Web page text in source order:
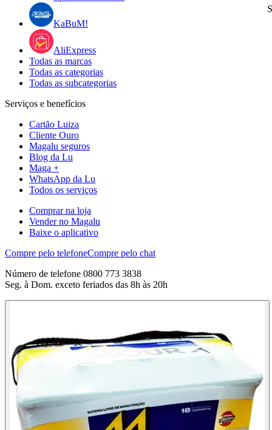
KaBuM!
AliExpress
Todas as marcas
Todas as categorias
Todas as subcategorias
Serviços e benefícios
Cartão Luiza
Cliente Ouro
Magalu seguros
Blog da Lu
Maga +
WhatsApp da Lu
Todos os serviços
Comprar na loja
Vender no Magalu
Baixe o aplicativo
Compre pelo telefoneCompre pelo chat
Número de telefone 0800 773 3838
Seg. à Dom. exceto feriados das 8h às 20h